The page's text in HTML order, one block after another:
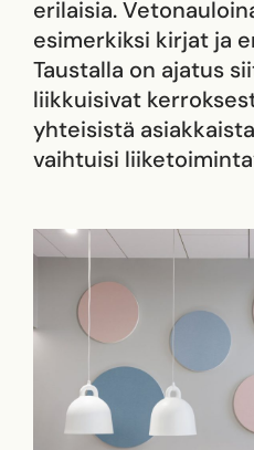
erilaisia.
esimerkiksi kirjat ja
Taustalla on ajatus
liikkuisivat
yhteisistä
vaihtuisi